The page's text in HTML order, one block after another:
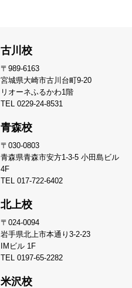
古川校
〒989-6163
宮城県大崎市古川台町9-20
リオーネふるかわ1階
TEL 0229-24-8531
青森校
〒030-0803
青森県青森市安方1-3-5 小田島ビル
4F
TEL 017-722-6402
北上校
〒024-0094
岩手県北上市本通り3-2-23
IMビル 1F
TEL 0197-65-2282
米沢校